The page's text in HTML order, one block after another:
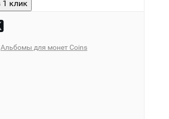
Альбомы для монет Coins